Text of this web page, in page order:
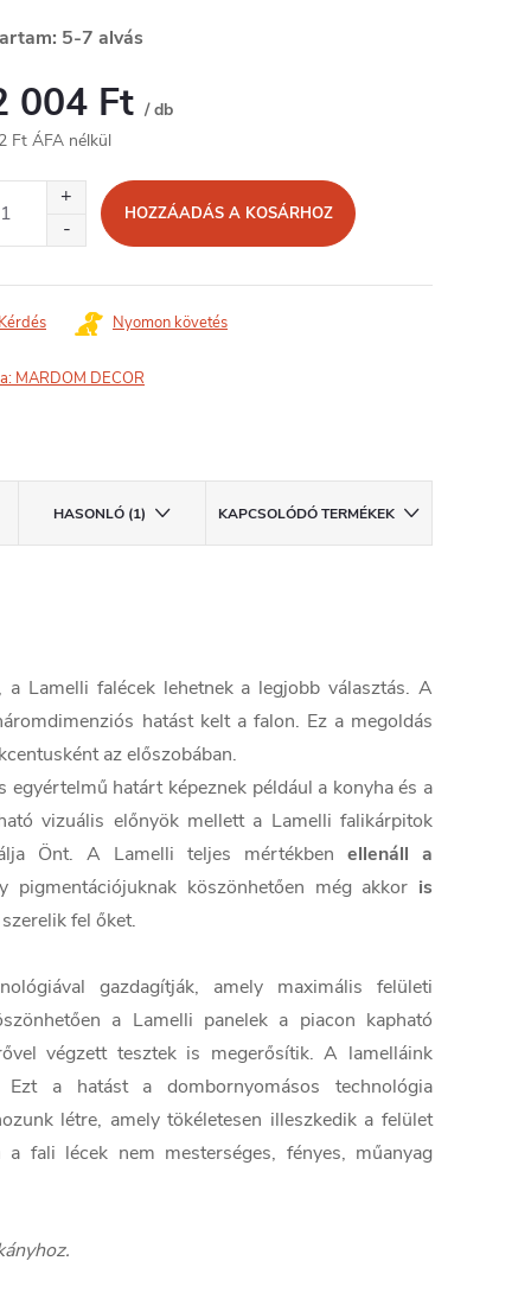
5-7 alvás
004 Ft / db
Ft ÁFA nélkül
HOZZÁADÁS A KOSÁRHOZ
Kérdés Nyomon követés
MARDOM DECOR
HASONLÓ (1) KAPCSOLÓDÓ TERMÉKEK
Lamelli falécek lehetnek a legjobb választás. A
hatást kelt a falon. Ez a megoldás
az előszobában.
határt képeznek például a konyha és a
vizuális előnyök mellett a Lamelli falikárpitok
Önt. A Lamelli teljes mértékbenellenáll a
pigmentációjuknak köszönhetően még akkor is
fel őket.
gazdagítják, amely maximális felületi
a Lamelli panelek a piacon kapható
végzett tesztek is megerősítik. A lamelláink
a hatást a dombornyomásos technológia
létre, amely tökéletesen illeszkedik a felület
a fali lécek nem mesterséges, fényes, műanyag